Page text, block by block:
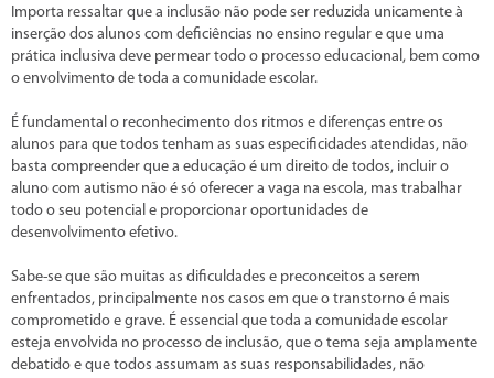
Importa ressaltar que a inclusão não pode ser reduzida unicamente à
inserção dos alunos com deficiências no ensino regular e que uma
prática inclusiva deve permear todo o processo educacional, bem como
o envolvimento de toda a comunidade escolar.
É fundamental o reconhecimento dos ritmos e diferenças entre os
alunos para que todos tenham as suas especificidades atendidas, não
basta compreender que a educação é um direito de todos, incluir o
aluno com autismo não é só oferecer a vaga na escola, mas trabalhar
todo o seu potencial e proporcionar oportunidades de
desenvolvimento efetivo.
Sabe-se que são muitas as dificuldades e preconceitos a serem
enfrentados, principalmente nos casos em que o transtorno é mais
comprometido e grave. É essencial que toda a comunidade escolar
esteja envolvida no processo de inclusão, que o tema seja amplamente
debatido e que todos assumam as suas responsabilidades, não